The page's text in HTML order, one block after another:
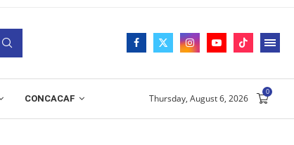
CONCACAF Thursday, August 6, 2026
0